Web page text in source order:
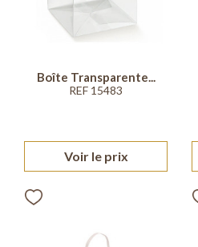
Boîte Transparente...
REF 15483
Voir le prix